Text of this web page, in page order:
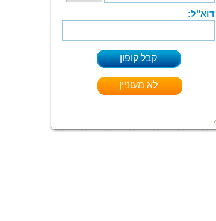
קיים בפורמטים:ספר מודפס|
ePub